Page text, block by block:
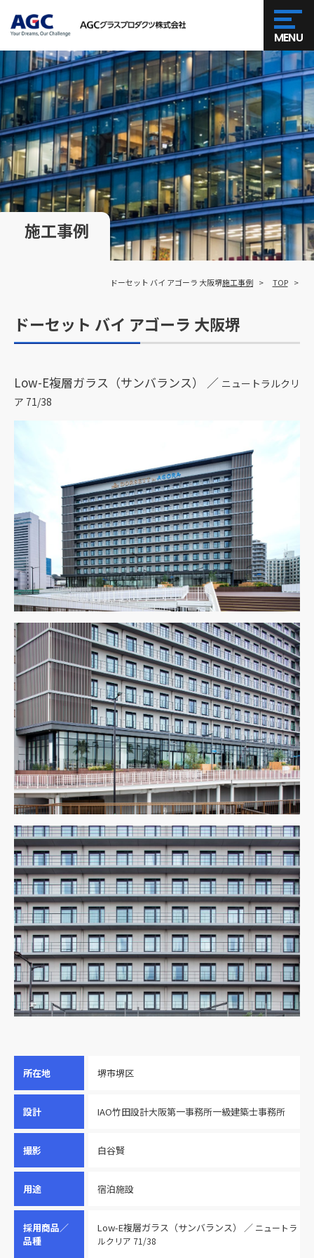
MENU
施工事例
TOP
施工事例
ドーセット バイ アゴーラ 大阪堺
ドーセット バイ アゴーラ 大阪堺
Low-E複層ガラス（サンバランス） ／ ニュートラルクリ
ア 71/38
所在地 堺市堺区
設計 IAO竹田設計大阪第一事務所一級建築士事務所
撮影 白谷賢
用途 宿泊施設
採用商品／
品種
Low-E複層ガラス（サンバランス） ／ ニュートラ
ルクリア 71/38